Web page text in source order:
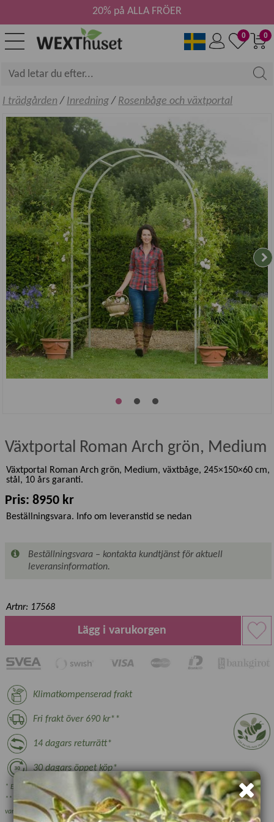
0
0
20% på ALLA FRÖER
I trädgården / Inredning/ Rosenbåge och växtportal
Växtportal Roman Arch grön, Medium
Växtportal Roman Arch grön, Medium, växtbåge, 245×150×60 cm,
stål, 10 års garanti.
Pris: 8950 kr
Beställningsvara. Info om leveranstid se nedan
Beställningsvara – kontakta kundtjänst för aktuell
leveransinformation.
Artnr: 17568
Lägg i varukorgen
Klimatkompenserad frakt
Fri frakt över 690 kr**
14 dagars returrätt*
30 dagars öppet köp*
* Ej växter, nyttodjur och beställningsvara, se villkor.
** Gäller ej växthus, plantskoleväxter och vissa övriga skrymmande
varor.